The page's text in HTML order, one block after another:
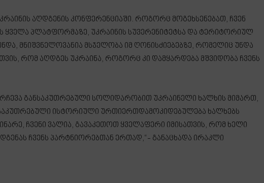
აღდგენის კონფერენციაში. როგორც მოგეხსენებათ, ჩვენ
ყველა პლატფორმაზე, უკრაინის სუვერენიტეტსა და ტერიტორიულ
მნიშვნელოვანია მსჯელობა იმ ღონისძიებებზე, რომელიც უნდა
რომ აღდგეს უკრაინა, როგორც კი დამყარდება მშვიდობა ჩვენს
განსაკუთრებული სოლიდარობით უკრაინელი ხალხის მიმართ,
ისტორიული ურთიერთდამოკიდებულება ხალხებს
ჩვენი ვალია, გავაკეთოთ ყველაფერი იმისათვის, რომ ხელი
ჩვენს პარტნიორებთან ერთად,“- განაცხადა ირაკლი